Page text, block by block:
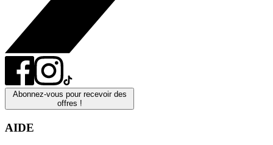
Abonnez-vous pour recevoir des
offres !
AIDE